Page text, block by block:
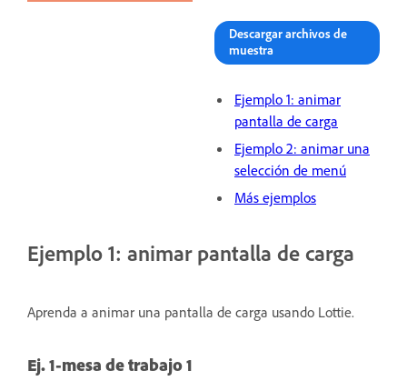
Descargar archivos de
muestra
Ejemplo 1: animar
pantalla de carga
Ejemplo 2: animar una
selección de menú
Más ejemplos
Ejemplo 1: animar pantalla de carga
Aprenda a animar una pantalla de carga usando Lottie.
Ej. 1-mesa de trabajo 1